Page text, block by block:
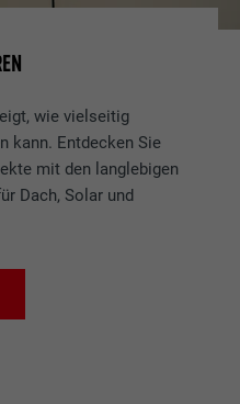
wie vielseitig
kann. Entdecken Sie
mit den langlebigen
Dach, Solar und